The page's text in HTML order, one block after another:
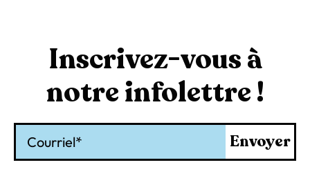
Inscrivez-vous à
notre infolettre !
Envoyer